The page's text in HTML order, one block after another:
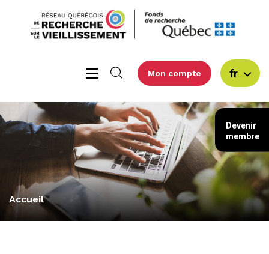
Mon compte fr
Accueil
Devenir
membre